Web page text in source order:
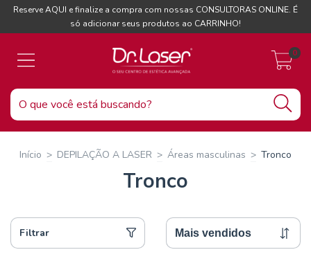
Reserve AQUI e finalize a compra com nossas CONSULTORAS ONLINE. É
só adicionar seus produtos ao CARRINHO!
0
Início > DEPILAÇÃO A LASER > Áreas masculinas > Tronco
Tronco
Filtrar